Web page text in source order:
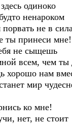
одиноко
ненароком
не в
ты принеси мне!
не сыщешь
всем, чем
хорошо нам
мир
ко мне!
нет, не стоит